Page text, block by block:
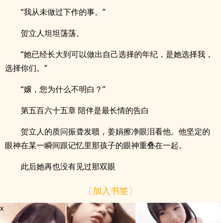
“我从未做过下作的事。”
贺立人坦坦荡荡。
“她已经长大到可以做出自己选择的年纪，是她选择我，
选择你们。”
“嬢，您为什么不明白？”
第五百六十五章 陪伴是最长情的告白
贺立人的质问振聋发聩，姜娟擦净眼泪看他。他坚定的
眼神在某一瞬间跟记忆里那孩子的眼神重叠在一起。
此后她再也没有见过那双眼
〔加入书签〕
x